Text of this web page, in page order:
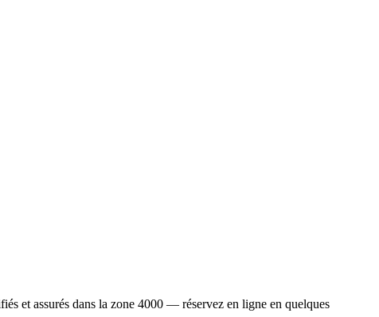
et assurés dans la zone 4000 — réservez en ligne en quelques